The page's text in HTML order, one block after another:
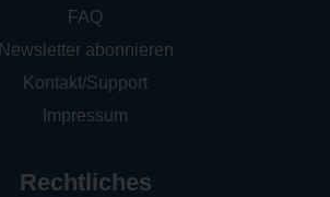
FAQ
Newsletter abonnieren
Kontakt/Support
Impressum
Rechtliches